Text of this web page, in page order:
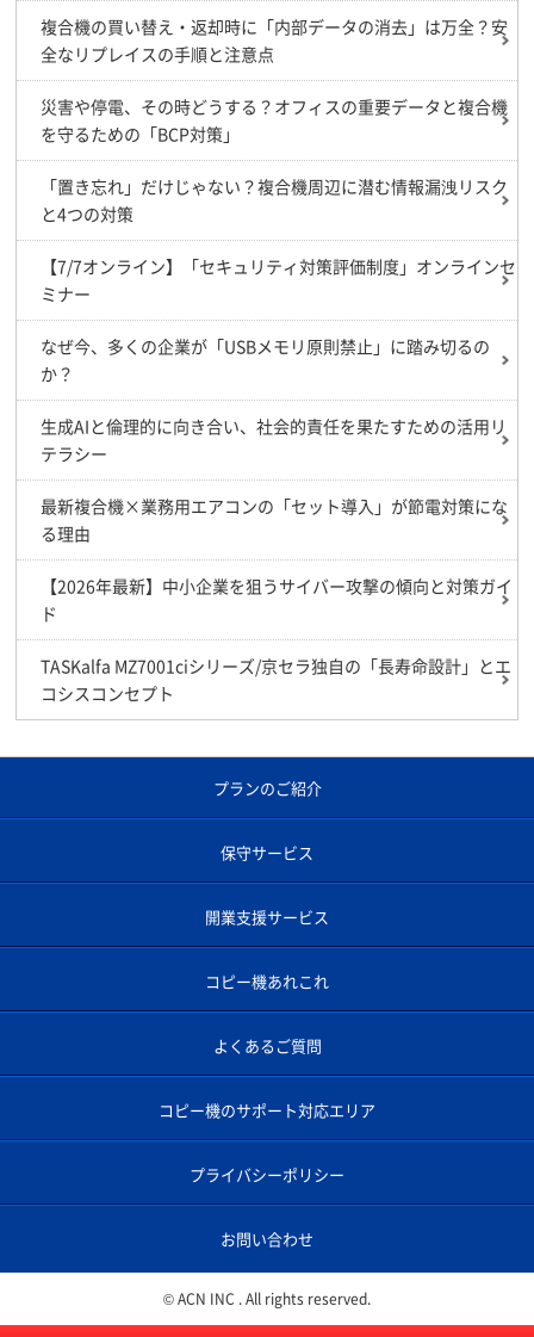
複合機の買い替え・返却時に「内部データの消去」は万全？安
全なリプレイスの手順と注意点
災害や停電、その時どうする？オフィスの重要データと複合機
を守るための「BCP対策」
「置き忘れ」だけじゃない？複合機周辺に潜む情報漏洩リスク
と4つの対策
【7/7オンライン】「セキュリティ対策評価制度」オンラインセ
ミナー
なぜ今、多くの企業が「USBメモリ原則禁止」に踏み切るの
か？
生成AIと倫理的に向き合い、社会的責任を果たすための活用リ
テラシー
最新複合機×業務用エアコンの「セット導入」が節電対策にな
る理由
【2026年最新】中小企業を狙うサイバー攻撃の傾向と対策ガイ
ド
TASKalfa MZ7001ciシリーズ/京セラ独自の「長寿命設計」とエ
コシスコンセプト
プランのご紹介
保守サービス
開業支援サービス
コピー機あれこれ
よくあるご質問
コピー機のサポート対応エリア
プライバシーポリシー
お問い合わせ
© ACN INC . All rights reserved.